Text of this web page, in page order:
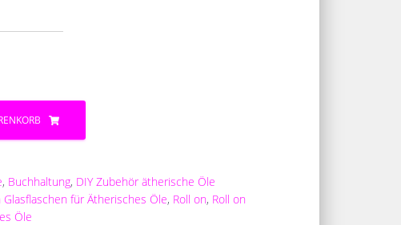
, Buchhaltung, DIY Zubehör ätherische Öle
Glasflaschen für Ätherisches Öle, Roll on, Roll on
Öle